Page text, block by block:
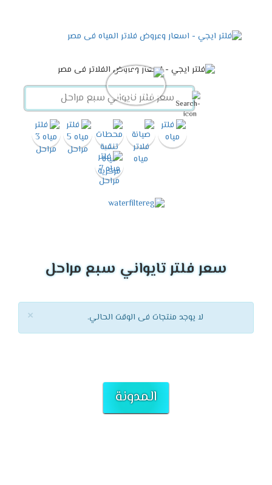
سعر فلتر تايواني سبع مراحل
× لا يوجد منتجات فى الوقت الحالي.
المدونة